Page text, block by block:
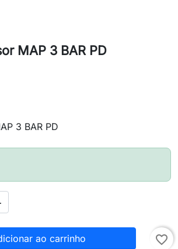
MAP 3 BAR PD
3 BAR PD
ao carrinho favorite_border